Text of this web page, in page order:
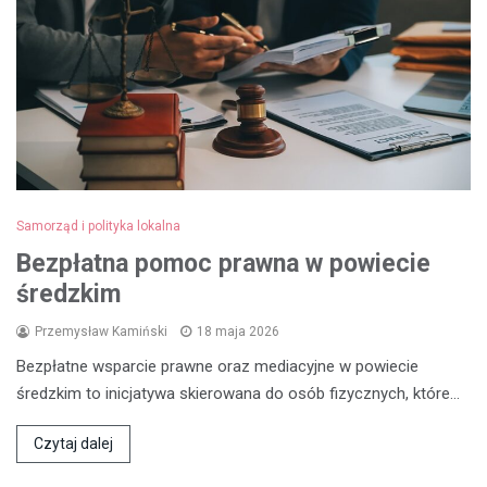
Samorząd i polityka lokalna
Bezpłatna pomoc prawna w powiecie
średzkim
Przemysław Kamiński 18 maja 2026
Bezpłatne wsparcie prawne oraz mediacyjne w powiecie
średzkim to inicjatywa skierowana do osób fizycznych, które…
Czytaj dalej